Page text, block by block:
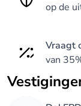
op de
Vraagt
van